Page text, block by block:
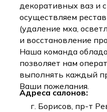
декоративных ваз и
осуществляем
(удаление мха,
и восстановление
Наша команда
позволяет нам
выполнять каждый
Ваши пожелания.
Адреса салонов:
г. Борисов, пр-т